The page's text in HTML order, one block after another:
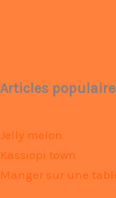
Articles
Jelly melon
Kassiopi town
Manger sur une